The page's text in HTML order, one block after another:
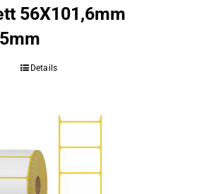
56X101,6mm
Details